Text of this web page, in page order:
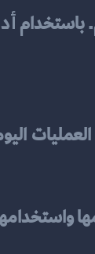
باستخدام